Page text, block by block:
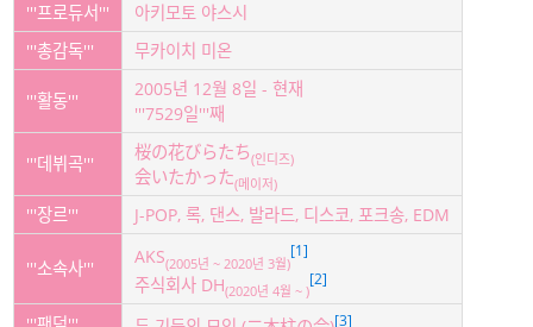
'''프로듀서'''
아키모토 야스시
'''총감독'''
무카이치 미온
'''활동'''
2005년 12월 8일 - 현재
'''7529일'''째
'''데뷔곡'''
桜の花びらたち(인디즈)
会いたかった(메이저)
'''장르''' J-POP, 록, 댄스, 발라드, 디스코, 포크송, EDM
'''소속사'''
AKS(2005년 ~ 2020년 3월)
[1]
주식회사 DH(2020년 4월 ~ )
[2]
[3]